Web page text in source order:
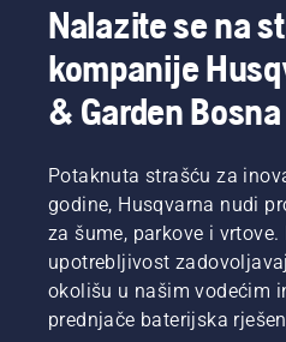
Nalazite se na
kompanije
& Garden Bosna
Potaknuta strašću za
godine, Husqvarna nudi
za šume, parkove i vrtove.
upotrebljivost
okolišu u našim vodećim
prednjače baterijska